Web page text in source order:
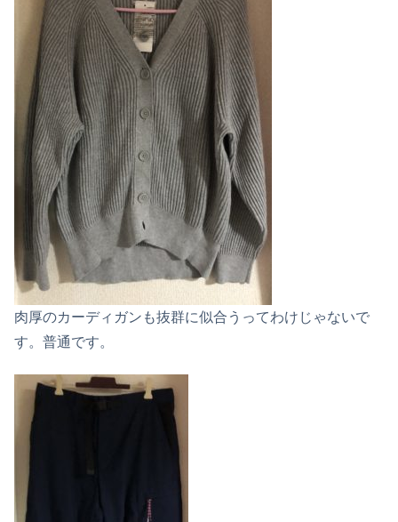
肉厚のカーディガンも抜群に似合うってわけじゃないで
す。普通です。